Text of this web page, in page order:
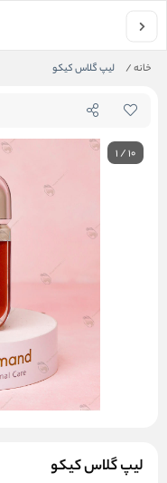
خانه/ لیپ گلاس کیکو
1/10
لیپ گلاس کیکو